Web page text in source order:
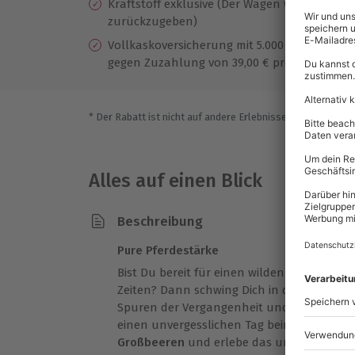
Kraftstoff exklusive (Der Wagen wird
zurückzugeben)
Vollkaskoversicherung mit 5.000 €
gegen Zuzahlung von 39,00 € pro Tag auf
* Der Rabatt ist nicht auf andere Erlebnisse bei der
Alles auf einen Blick
Beschreibung
Pure Pferdestärke
Bist Du bereit für einen wilden Ausritt auf
Zeiten? Dann schwing Dich in den Sattel,
Spuren der Vergangenheit und ab geht´s
einen unvergesslichen Tag beim
Großbeeren und erlebe das